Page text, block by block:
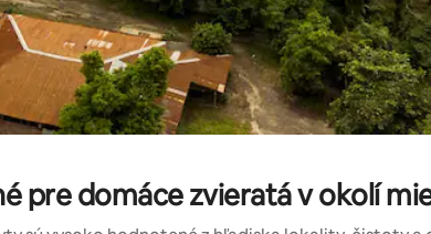
pre domáce zvieratá v okolí